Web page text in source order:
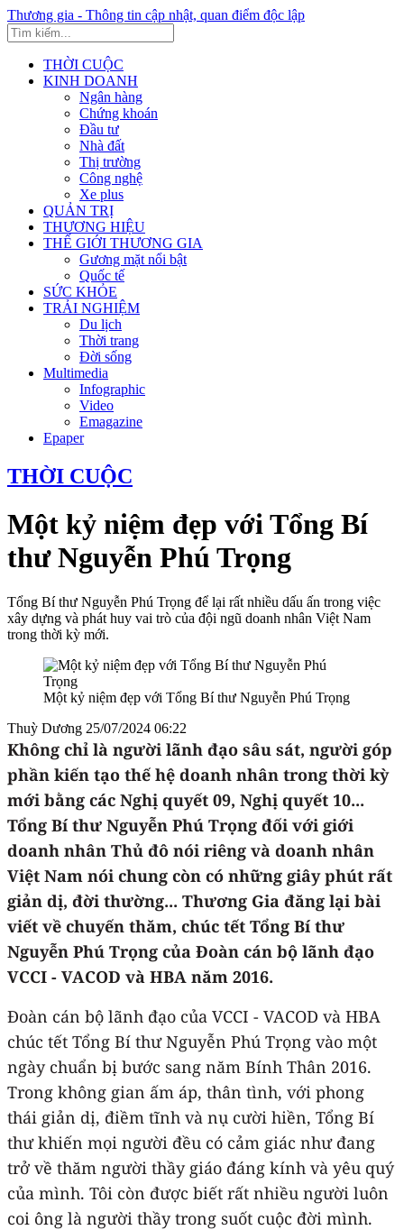
Thương gia - Thông tin cập nhật, quan điểm độc lập
THỜI CUỘC
KINH DOANH
Ngân hàng
Chứng khoán
Đầu tư
Nhà đất
Thị trường
Công nghệ
Xe plus
QUẢN TRỊ
THƯƠNG HIỆU
THẾ GIỚI THƯƠNG GIA
Gương mặt nổi bật
Quốc tế
SỨC KHỎE
TRẢI NGHIỆM
Du lịch
Thời trang
Đời sống
Multimedia
Infographic
Video
Emagazine
Epaper
THỜI CUỘC
Một kỷ niệm đẹp với Tổng Bí
thư Nguyễn Phú Trọng
Tổng Bí thư Nguyễn Phú Trọng để lại rất nhiều dấu ấn trong việc
xây dựng và phát huy vai trò của đội ngũ doanh nhân Việt Nam
trong thời kỳ mới.
Một kỷ niệm đẹp với Tổng Bí thư Nguyễn Phú Trọng
Thuỳ Dương 25/07/2024 06:22
Không chỉ là người lãnh đạo sâu sát, người góp
phần kiến tạo thế hệ doanh nhân trong thời kỳ
mới bằng các Nghị quyết 09, Nghị quyết 10...
Tổng Bí thư Nguyễn Phú Trọng đối với giới
doanh nhân Thủ đô nói riêng và doanh nhân
Việt Nam nói chung còn có những giây phút rất
giản dị, đời thường... Thương Gia đăng lại bài
viết về chuyến thăm, chúc tết Tổng Bí thư
Nguyễn Phú Trọng của Đoàn cán bộ lãnh đạo
VCCI - VACOD và HBA năm 2016.
Đoàn cán bộ lãnh đạo của VCCI - VACOD và HBA
chúc tết Tổng Bí thư Nguyễn Phú Trọng vào một
ngày chuẩn bị bước sang năm Bính Thân 2016.
Trong không gian ấm áp, thân tình, với phong
thái giản dị, điềm tĩnh và nụ cười hiền, Tổng Bí
thư khiến mọi người đều có cảm giác như đang
trở về thăm người thầy giáo đáng kính và yêu quý
của mình. Tôi còn được biết rất nhiều người luôn
coi ông là người thầy trong suốt cuộc đời mình.